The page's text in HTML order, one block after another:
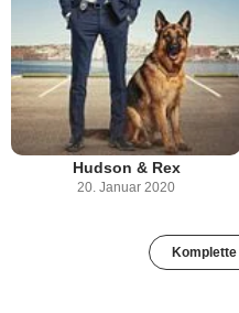
Hudson & Rex
20. Januar 2020